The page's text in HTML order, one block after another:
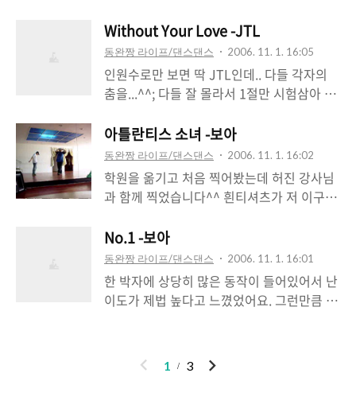
럽더라는;;; 그래도 기록을 남겨두려고 올려
놨습니다 ㅋㅋ (개인적인 난이도 ★★★) *
재생버튼(▶)을 누르시면 플레이 됩니다.
Without Your Love -JTL
동완짱 라이프/댄스댄스 2006. 11. 1. 16:05
인원수로만 보면 딱 JTL인데.. 다들 각자의
춤을...^^; 다들 잘 몰라서 1절만 시험삼아 찍
옷-원장님 ㅎㅎ (개인적인 난이도 ★★★) *
재생버튼(▶)을 누르시면 플레이 됩니다.
아틀란티스 소녀 -보아
동완짱 라이프/댄스댄스 2006. 11. 1. 16:02
학원을 옮기고 처음 찍어봤는데 허진 강사님
과 함께 찍었습니다^^ 흰티셔츠가 저 이구
디카로 동영상을 찍으려니까 좀 어려워서리
거울로 비추고 했는데 좋지는 않군요-.-; 시간
상 아주 간단히 배운 안무라, 저 보다는 강사
님 춤을 보시라! ㅋ 흰옷-동완짱!, 파란옷-강
사님! (개인적인 난이도 ★★★★) * 재생버
No.1 -보아
동완짱 라이프/댄스댄스 2006. 11. 1. 16:01
한 박자에 상당히 많은 동작이 들어있어서 난
이도가 제법 높다고 느꼈었어요. 그런만큼 안
★★★★) * 재생버튼(▶)을 누르시면 플레
이 됩니다.
이
1 3
다